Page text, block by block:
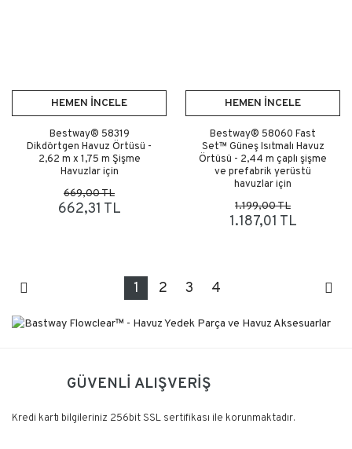
HEMEN İNCELE
Bestway® 58319
Dikdörtgen Havuz Örtüsü -
2,62 m x 1,75 m Şişme
Havuzlar için
669,00 TL
662,31 TL
HEMEN İNCELE
Bestway® 58060 Fast
Set™ Güneş Isıtmalı Havuz
Örtüsü - 2,44 m çaplı şişme
ve prefabrik yerüstü
havuzlar için
1.199,00 TL
1.187,01 TL
1 2 3 4
GÜVENLİ ALIŞVERİŞ
Kredi kartı bilgileriniz 256bit SSL sertifikası ile korunmaktadır.